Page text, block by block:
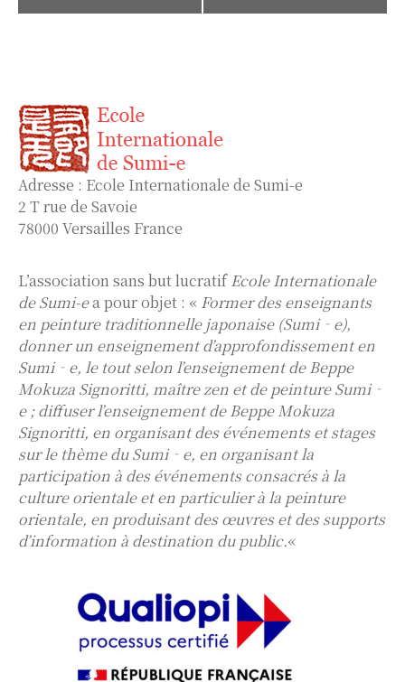
Adresse : Ecole Internationale de Sumi-e
2 T rue de Savoie
78000 Versailles France
L’association sans but lucratifEcole Internationale
de Sumi-ea pour objet : « Former des enseignants
en peinture traditionnelle japonaise (Sumi‐e),
donner un enseignement d’approfondissement en
Sumi‐e, le tout selon l’enseignement de Beppe
Mokuza Signoritti, maître zen et de peinture Sumi‐
e ; diffuser l’enseignement de Beppe Mokuza
Signoritti, en organisant des événements et stages
sur le thème du Sumi‐e, en organisant la
participation à des événements consacrés à la
culture orientale et en particulier à la peinture
orientale, en produisant des œuvres et des supports
d’information à destination du public.«